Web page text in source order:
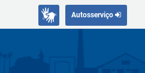
Autosserviço